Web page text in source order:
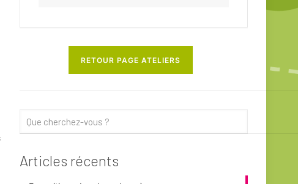
RETOUR PAGE ATELIERS
Articles récents